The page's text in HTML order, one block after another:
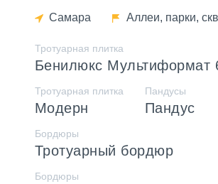
Самара Аллеи, парки,
Тротуарная плитка
Бенилюкс Мультиформат
Тротуарная плитка
Модерн
Пандусы
Пандус
Бордюры
Тротуарный бордюр
Бордюры